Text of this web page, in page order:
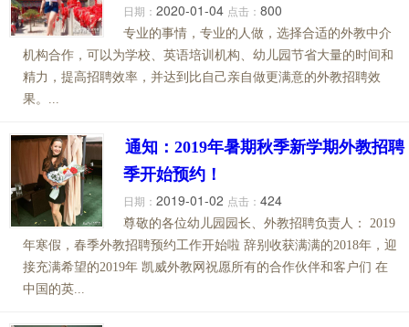
日期： 2020-01-04 点击： 800
专业的事情，专业的人做，选择合适的外教中介
机构合作，可以为学校、英语培训机构、幼儿园节省大量的时间和
精力，提高招聘效率，并达到比自己亲自做更满意的外教招聘效
果。...
通知：2019年暑期秋季新学期外教招聘
季开始预约！
日期： 2019-01-02 点击： 424
尊敬的各位幼儿园园长、外教招聘负责人： 2019
年寒假，春季外教招聘预约工作开始啦 辞别收获满满的2018年，迎
接充满希望的2019年 凯威外教网祝愿所有的合作伙伴和客户们 在
中国的英...